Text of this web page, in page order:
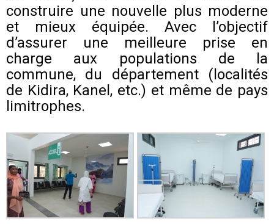
construire une nouvelle plus moderne
et mieux équipée. Avec l’objectif
d’assurer une meilleure prise en
charge aux populations de la
commune, du département (localités
de Kidira, Kanel, etc.) et même de pays
limitrophes.